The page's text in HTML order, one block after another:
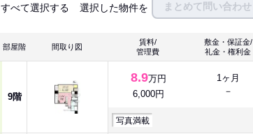
すべて選択する 選択した物件を まとめて問い合わせ
部屋階 間取り図
賃料/
管理費
敷金・保証金/
礼金・権利金
9階
8.9万円
6,000円
1ヶ月
－
写真満載